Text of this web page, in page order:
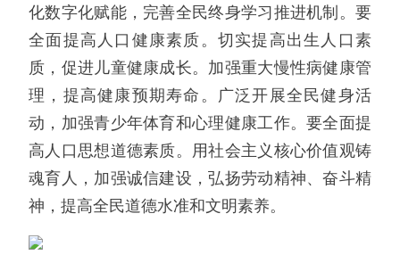
化数字化赋能，完善全民终身学习推进机制。要
全面提高人口健康素质。切实提高出生人口素
质，促进儿童健康成长。加强重大慢性病健康管
理，提高健康预期寿命。广泛开展全民健身活
动，加强青少年体育和心理健康工作。要全面提
高人口思想道德素质。用社会主义核心价值观铸
魂育人，加强诚信建设，弘扬劳动精神、奋斗精
神，提高全民道德水准和文明素养。